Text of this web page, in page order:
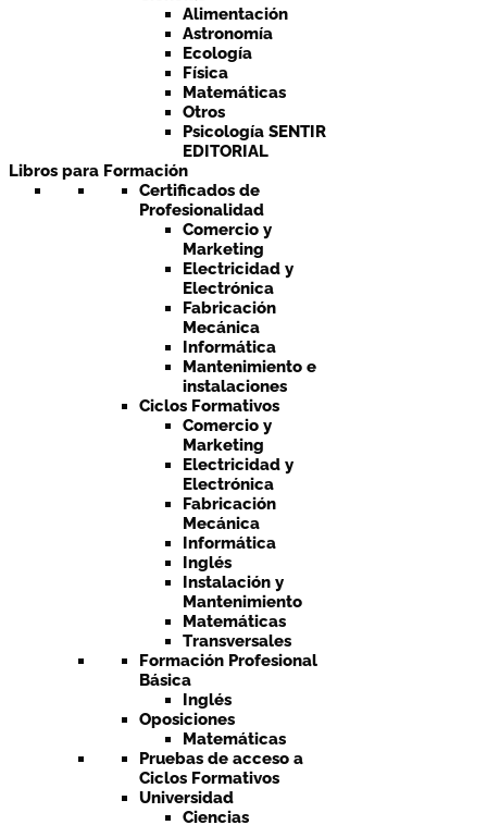
Alimentación
Astronomía
Ecología
Física
Matemáticas
Otros
Psicología SENTIR
EDITORIAL
Libros para Formación
Certificados de
Profesionalidad
Comercio y
Marketing
Electricidad y
Electrónica
Fabricación
Mecánica
Informática
Mantenimiento e
instalaciones
Ciclos Formativos
Comercio y
Marketing
Electricidad y
Electrónica
Fabricación
Mecánica
Informática
Inglés
Instalación y
Mantenimiento
Matemáticas
Transversales
Formación Profesional
Básica
Inglés
Oposiciones
Matemáticas
Pruebas de acceso a
Ciclos Formativos
Universidad
Ciencias